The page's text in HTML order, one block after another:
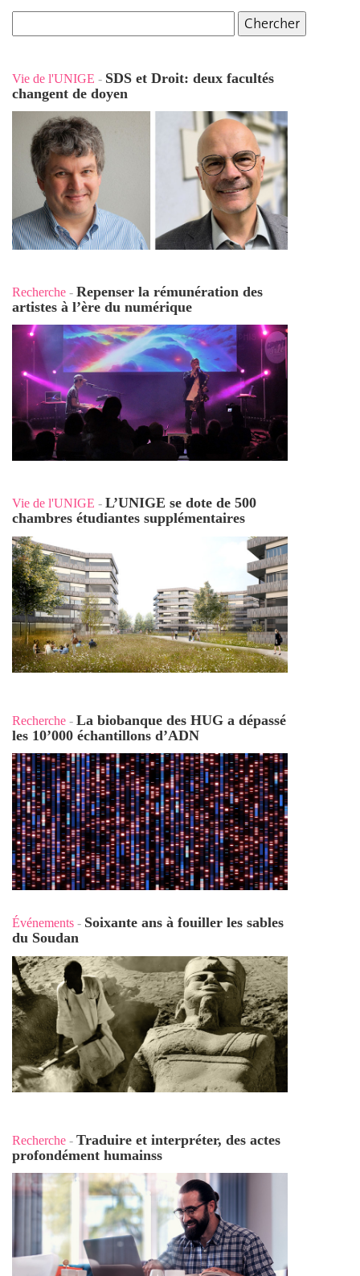
Vie de l'UNIGE - SDS et Droit: deux facultés
changent de doyen
Recherche - Repenser la rémunération des
artistes à l’ère du numérique
Vie de l'UNIGE - L’UNIGE se dote de 500
chambres étudiantes supplémentaires
Recherche - La biobanque des HUG a dépassé
les 10’000 échantillons d’ADN
Événements - Soixante ans à fouiller les sables
du Soudan
Recherche - Traduire et interpréter, des actes
profondément humainss